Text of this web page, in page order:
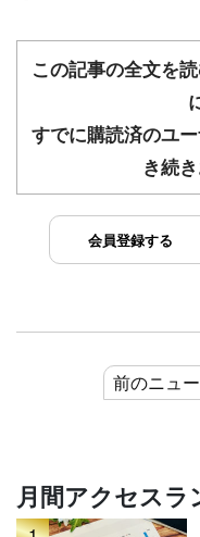
この記事の全文を
すでに購読済のユ
き続
会員登録する
前のニュ
月間アクセスラ